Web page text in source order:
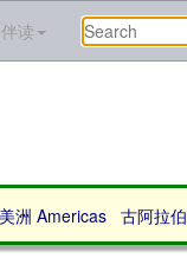
读
美洲 Americas 古阿拉